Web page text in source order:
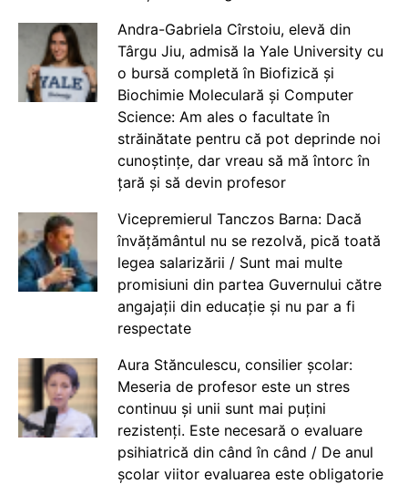
Andra-Gabriela Cîrstoiu, elevă din
Târgu Jiu, admisă la Yale University cu
o bursă completă în Biofizică și
Biochimie Moleculară și Computer
Science: Am ales o facultate în
străinătate pentru că pot deprinde noi
cunoștințe, dar vreau să mă întorc în
țară și să devin profesor
Vicepremierul Tanczos Barna: Dacă
învățământul nu se rezolvă, pică toată
legea salarizării / Sunt mai multe
promisiuni din partea Guvernului către
angajații din educație și nu par a fi
respectate
Aura Stănculescu, consilier școlar:
Meseria de profesor este un stres
continuu și unii sunt mai puțini
rezistenți. Este necesară o evaluare
psihiatrică din când în când / De anul
școlar viitor evaluarea este obligatorie